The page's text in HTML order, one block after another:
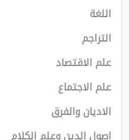
والفرق
وعلم الكلام